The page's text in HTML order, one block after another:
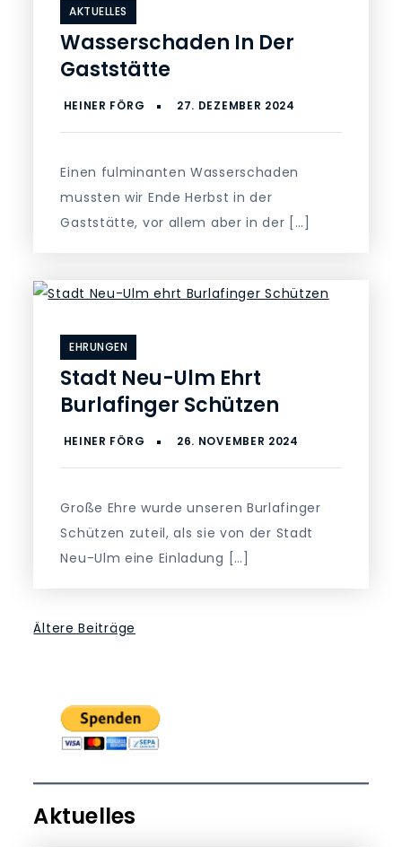
AKTUELLES
Wasserschaden In Der
Gaststätte
Einen fulminanten Wasserschaden
mussten wir Ende Herbst in der
Gaststätte, vor allem aber in der […]
EHRUNGEN
Stadt Neu-Ulm Ehrt
Burlafinger Schützen
Große Ehre wurde unseren Burlafinger
Schützen zuteil, als sie von der Stadt
Neu-Ulm eine Einladung […]
Beitragsnavigation
Ältere Beiträge
Aktuelles